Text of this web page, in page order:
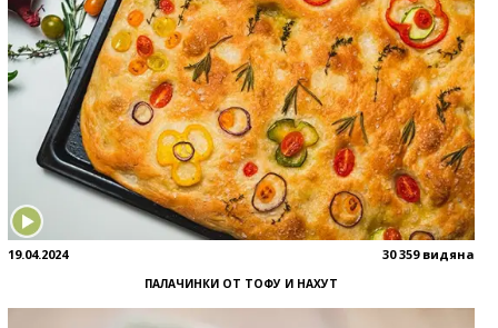
19.04.2024 30 359 видяна
ПАЛАЧИНКИ ОТ ТОФУ И НАХУТ